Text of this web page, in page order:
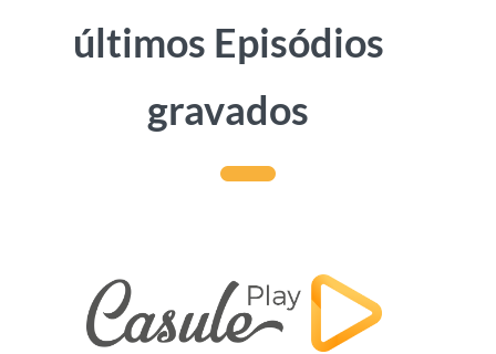
últimos Episódios
gravados